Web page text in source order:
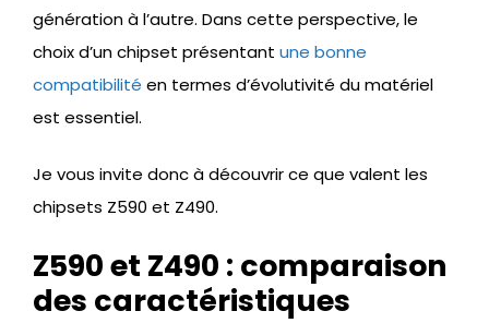
génération à l’autre. Dans cette perspective, le
choix d’un chipset présentant une bonne
compatibilité en termes d’évolutivité du matériel
est essentiel.
Je vous invite donc à découvrir ce que valent les
chipsets Z590 et Z490.
Z590 et Z490 : comparaison
des caractéristiques